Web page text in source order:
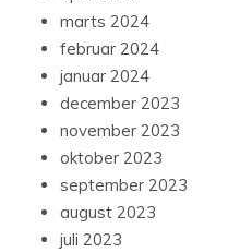
marts 2024
februar 2024
januar 2024
december 2023
november 2023
oktober 2023
september 2023
august 2023
juli 2023